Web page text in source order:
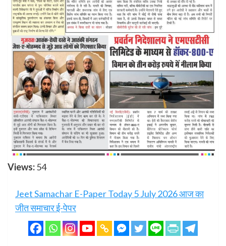
Views:54
Jeet Samachar E-Paper Today 5 July 2026 आज का
जीत समाचार ई-पेपर